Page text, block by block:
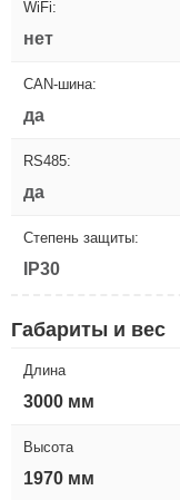
WiFi:
нет
CAN-шина:
да
RS485:
да
Степень защиты:
IP30
Габариты и вес
Длина
3000 мм
Высота
1970 мм